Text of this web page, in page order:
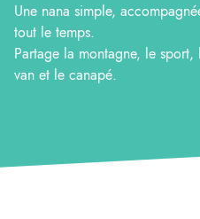
Une nana simple,
tout le temps.
Partage la montagne, le
van et le canapé.